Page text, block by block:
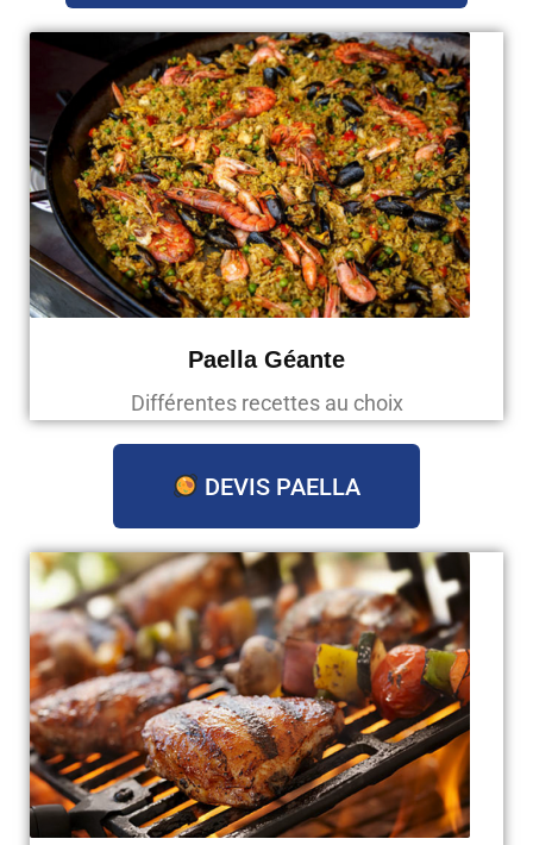
Paella Géante
Différentes recettes au choix
DEVIS PAELLA